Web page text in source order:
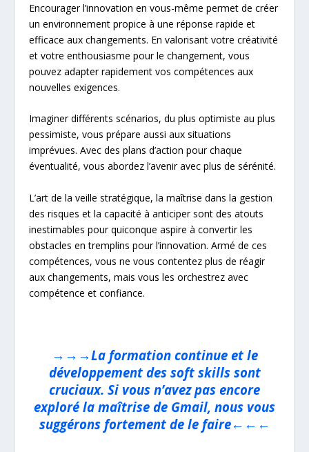
Encourager l’innovation en vous-même permet de créer
un environnement propice à une réponse rapide et
efficace aux changements. En valorisant votre créativité
et votre enthousiasme pour le changement, vous
pouvez adapter rapidement vos compétences aux
nouvelles exigences.
Imaginer différents scénarios, du plus optimiste au plus
pessimiste, vous prépare aussi aux situations
imprévues. Avec des plans d’action pour chaque
éventualité, vous abordez l’avenir avec plus de sérénité.
L’art de la veille stratégique, la maîtrise dans la gestion
des risques et la capacité à anticiper sont des atouts
inestimables pour quiconque aspire à convertir les
obstacles en tremplins pour l’innovation. Armé de ces
compétences, vous ne vous contentez plus de réagir
aux changements, mais vous les orchestrez avec
compétence et confiance.
→→→La formation continue et le
développement des soft skills sont
cruciaux. Si vous n’avez pas encore
exploré la maîtrise de Gmail, nous vous
suggérons fortement de le faire←←←